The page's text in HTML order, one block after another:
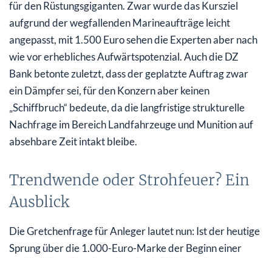
für den Rüstungsgiganten. Zwar wurde das Kursziel
aufgrund der wegfallenden Marineaufträge leicht
angepasst, mit 1.500 Euro sehen die Experten aber nach
wie vor erhebliches Aufwärtspotenzial. Auch die DZ
Bank betonte zuletzt, dass der geplatzte Auftrag zwar
ein Dämpfer sei, für den Konzern aber keinen
„Schiffbruch“ bedeute, da die langfristige strukturelle
Nachfrage im Bereich Landfahrzeuge und Munition auf
absehbare Zeit intakt bleibe.
Trendwende oder Strohfeuer? Ein
Ausblick
Die Gretchenfrage für Anleger lautet nun: Ist der heutige
Sprung über die 1.000-Euro-Marke der Beginn einer